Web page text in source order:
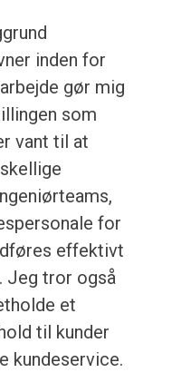
inden for
gør mig
som
vant til at
for
effektivt
Jeg tror også
et
til kunder
kundeservice.